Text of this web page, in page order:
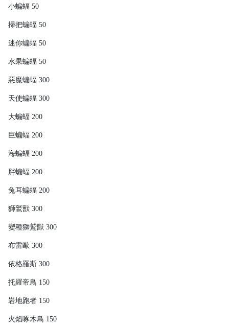
小蝙蝠 50
掃把蝙蝠 50
迷你蝙蝠 50
水果蝙蝠 50
惡魔蝙蝠 300
天使蝙蝠 300
大蝙蝠 200
巨蝙蝠 200
海蝙蝠 200
胖蝙蝠 200
兔耳蝙蝠 200
獅鷲獸 300
變種獅鷲獸 300
布雷歐 300
依格羅斯 300
托羅帝鳥 150
岩地跑者 150
火焰啄木鳥 150